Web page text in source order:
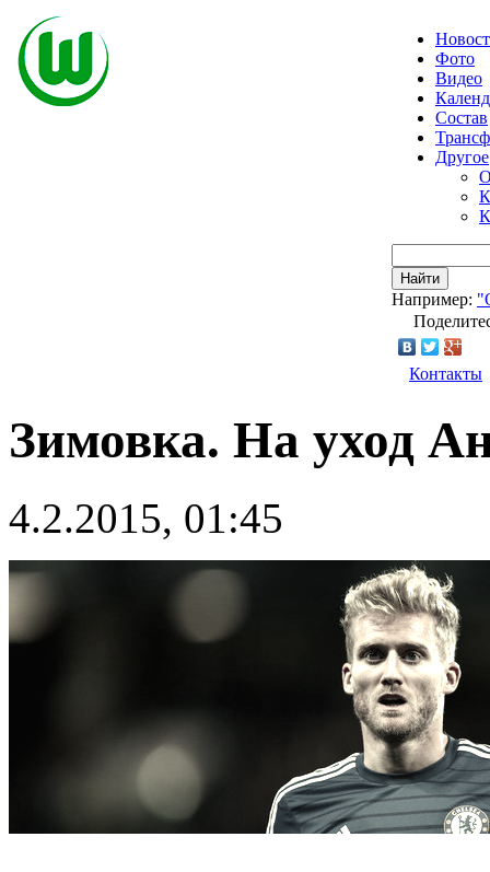
Фото
Видео
Состав
Другое
Найти
Например:
Контакты
Зимовка. На уход
4.2.2015, 01:45